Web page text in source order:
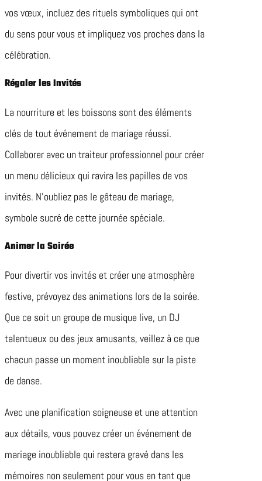
vos vœux, incluez des rituels symboliques qui ont
du sens pour vous et impliquez vos proches dans la
célébration.
Régaler les Invités
La nourriture et les boissons sont des éléments
clés de tout événement de mariage réussi.
Collaborer avec un traiteur professionnel pour créer
un menu délicieux qui ravira les papilles de vos
invités. N’oubliez pas le gâteau de mariage,
symbole sucré de cette journée spéciale.
Animer la Soirée
Pour divertir vos invités et créer une atmosphère
festive, prévoyez des animations lors de la soirée.
Que ce soit un groupe de musique live, un DJ
talentueux ou des jeux amusants, veillez à ce que
chacun passe un moment inoubliable sur la piste
de danse.
Avec une planification soigneuse et une attention
aux détails, vous pouvez créer un événement de
mariage inoubliable qui restera gravé dans les
mémoires non seulement pour vous en tant que